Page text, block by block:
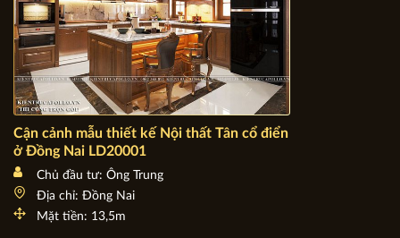
Cận cảnh mẫu thiết kế Nội thất Tân cổ điển ở Đồng Nai
LD20001